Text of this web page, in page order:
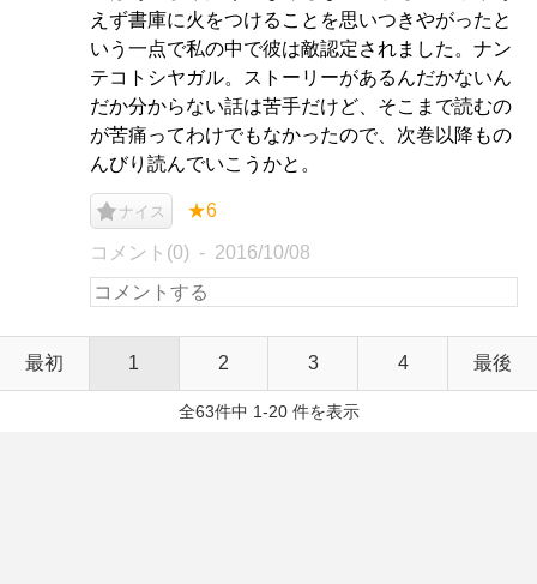
えず書庫に火をつけることを思いつきやがったと
いう一点で私の中で彼は敵認定されました。ナン
テコトシヤガル。ストーリーがあるんだかないん
だか分からない話は苦手だけど、そこまで読むの
が苦痛ってわけでもなかったので、次巻以降もの
んびり読んでいこうかと。
ナイス ★6
コメント(0) 2016/10/08
最初 1 2 3 4 最後
全63件中 1-20 件を表示